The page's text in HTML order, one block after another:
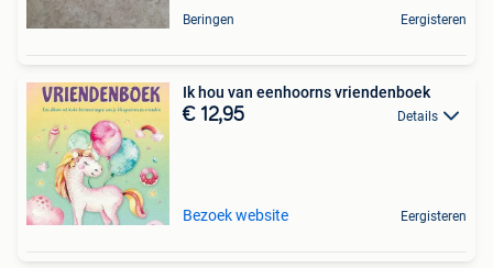
Beringen Eergisteren
Ik hou van eenhoorns vriendenboek
€ 12,95 Details
Bezoek website Eergisteren